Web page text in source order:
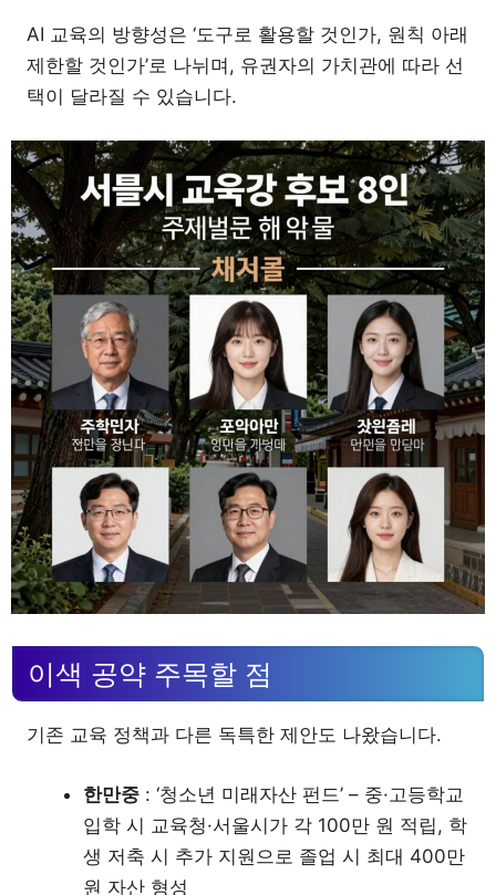
AI 교육의 방향성은 ‘도구로 활용할 것인가, 원칙 아래
제한할 것인가’로 나뉘며, 유권자의 가치관에 따라 선
택이 달라질 수 있습니다.
이색 공약 주목할 점
기존 교육 정책과 다른 독특한 제안도 나왔습니다.
한만중 : ‘청소년 미래자산 펀드’ – 중·고등학교
입학 시 교육청·서울시가 각 100만 원 적립, 학
생 저축 시 추가 지원으로 졸업 시 최대 400만
원 자산 형성